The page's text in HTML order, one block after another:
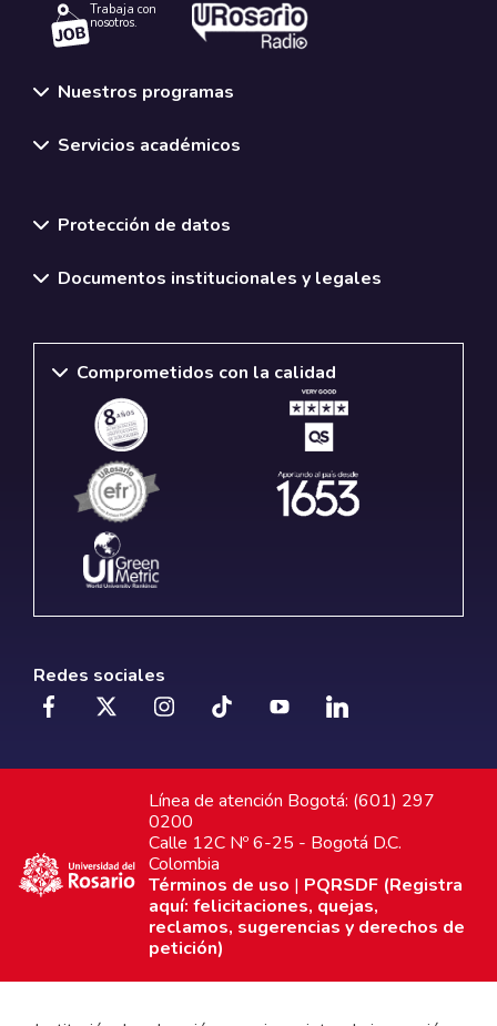
Trabaja con
nosotros.
Nuestros programas
Servicios académicos
Protección de datos
Documentos institucionales y legales
Comprometidos con la calidad
Redes sociales
Línea de atención Bogotá: (601) 297
0200
Calle 12C Nº 6-25 - Bogotá D.C.
Colombia
Términos de uso | PQRSDF (Registra
aquí: felicitaciones, quejas,
reclamos, sugerencias y derechos de
petición)